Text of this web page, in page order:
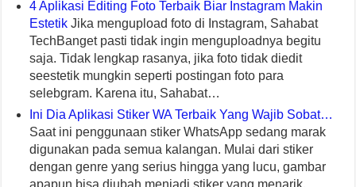
4 Aplikasi Editing Foto Terbaik Biar Instagram Makin
Estetik Jika mengupload foto di Instagram, Sahabat
TechBanget pasti tidak ingin menguploadnya begitu
saja. Tidak lengkap rasanya, jika foto tidak diedit
seestetik mungkin seperti postingan foto para
selebgram. Karena itu, Sahabat…
Ini Dia Aplikasi Stiker WA Terbaik Yang Wajib Sobat…
Saat ini penggunaan stiker WhatsApp sedang marak
digunakan pada semua kalangan. Mulai dari stiker
dengan genre yang serius hingga yang lucu, gambar
apapun bisa diubah menjadi stiker yang menarik.